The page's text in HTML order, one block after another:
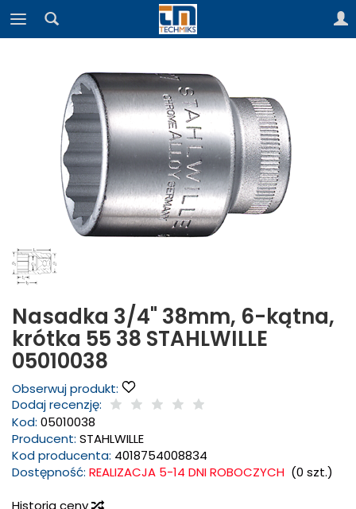
Nasadka 3/4" 38mm, 6-kątna,
krótka 55 38 STAHLWILLE
05010038
Obserwuj produkt:
Dodaj recenzję:
Kod: 05010038
Producent: STAHLWILLE
Kod producenta: 4018754008834
Dostępność: REALIZACJA 5-14 DNI ROBOCZYCH (0 szt.)
Historia ceny